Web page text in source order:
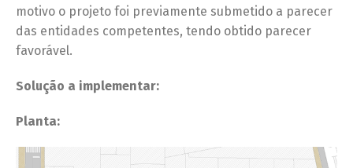
motivo o projeto foi previamente submetido a parecer
das entidades competentes, tendo obtido parecer
favorável.
Solução a implementar:
Planta: